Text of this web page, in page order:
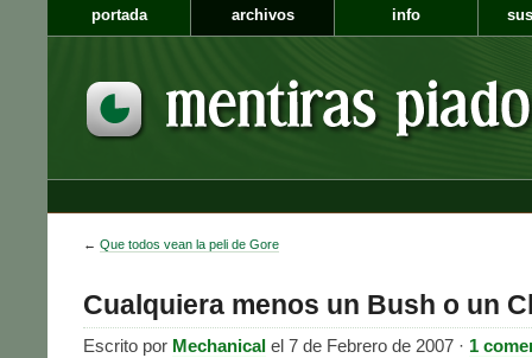
portada archivos info
← Que todos vean la peli de Gore
Cualquiera menos un Bush o un
Escrito por Mechanical el 7 de Febrero de 2007 · 1